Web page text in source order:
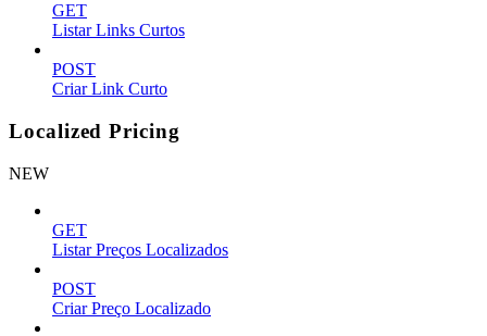
GET
Listar Links Curtos
POST
Criar Link Curto
Localized Pricing
NEW
GET
Listar Preços Localizados
POST
Criar Preço Localizado